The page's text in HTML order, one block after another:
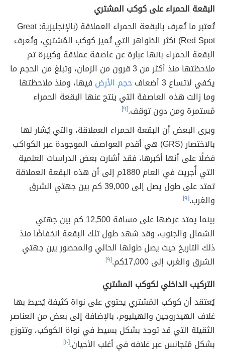
البقعة الحمراء على كوكب المشتري
تُعتبر ما تُعرف بالبقعة الحمراء العملاقة (بالإنجليزية: Great
Red Spot) أكثر الظواهر التي تُميز كوكب المُشتري، وتُعرف
البقعة الحمراء بأنها عبارة عن عاصفة عملاقة وكبيرة تم
ملاحظتها منذ أكثر من 3 قرون من الزمان، وتبلغ من الحجم ما
يكفي لاتساع 3 أضعاف
حجم الأرض فيها، ومنذ ملاحظتها
وما زالت هذه العاصفة التي ينتج عنها البقعة الحمراء
مُستمرة ومن دون توقف.[٩]
ويرى البعض أن البقعة الحمراء العملاقة، والتي يُشار لها
بالاختصار (GRS) هي أقدم العواصف الموجودة عبر الكواكب
فضلًا على أنها أكبرها، فقد أشارت بعض الدراسات العلمية
التي أُجريت في العام 1880م إلى أن هذه البقعة العملاقة
تمتد على طول يصل إلى 39,000 كم بين جهتي الشرق
والغرب.[٩]
بينما يمتد عرضها على مسافة 12,500 كم بين جهتي
الشمال والجنوب، وقد شهد طول تلك البقعة انخفاضًا منذ
ذلك التاريخ حيث يصل طولها الحالي والمحصور بين جهتي
الشرق والغرب إلى 17,000كم.
[٩]
التركيب الداخلي لكوكب المشتري
يُعتقد أن كوكب المُشتري يحتوي على نواة كثيفة يُحيط بها
غلاف الهيدروجين والهيليوم، بالإضافة إلى بعض من العناصر
الثقيلة التي قد توجد بشكل بسيط في نواة الكوكب، وتتوزع
بشكل مُتجانس عبر غلافه في أغلب الأحيان.[١٠]